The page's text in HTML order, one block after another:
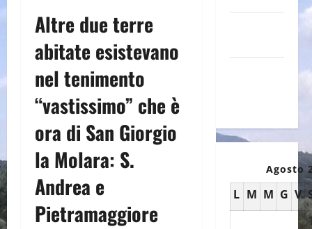
Altre due terre
abitate esistevano
nel tenimento
“vastissimo” che è
ora di San Giorgio
la Molara: S.
Andrea e
Pietramaggiore
Agosto
L M M G V